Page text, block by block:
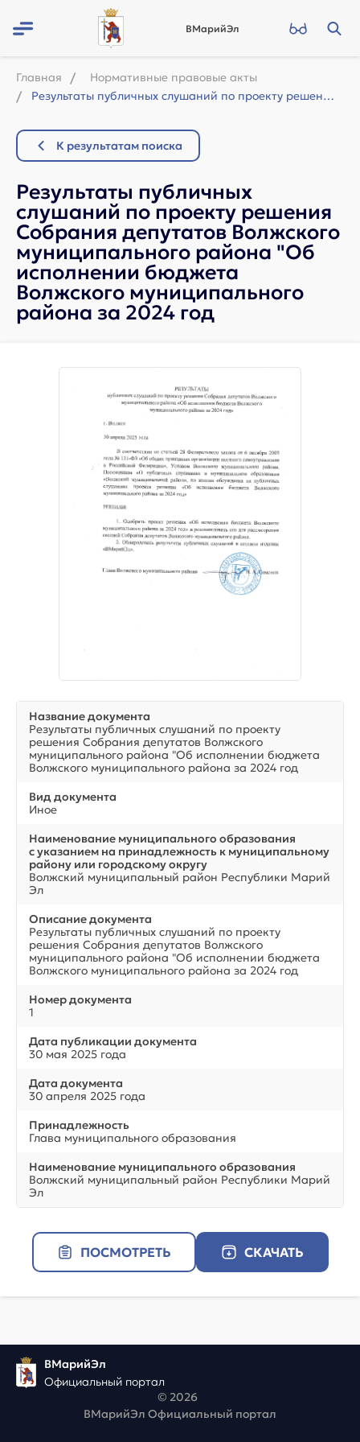
ВМарийЭл
Главная
Нормативные правовые акты
Результаты публичных слушаний по проекту решения Собрания депутатов Волжского му...
К результатам поиска
Результаты публичных
слушаний по проекту решения
Собрания депутатов Волжского
муниципального района "Об
исполнении бюджета
Волжского муниципального
района за 2024 год
Название документа
Результаты публичных слушаний по проекту
решения Собрания депутатов Волжского
муниципального района "Об исполнении бюджета
Волжского муниципального района за 2024 год
Вид документа
Иное
Наименование муниципального образования
с указанием на принадлежность к муниципальному
району или городскому округу
Волжский муниципальный район Республики Марий
Эл
Описание документа
Результаты публичных слушаний по проекту
решения Собрания депутатов Волжского
муниципального района "Об исполнении бюджета
Волжского муниципального района за 2024 год
Номер документа
1
Дата публикации документа
30 мая 2025 года
Дата документа
30 апреля 2025 года
Принадлежность
Глава муниципального образования
Наименование муниципального образования
Волжский муниципальный район Республики Марий
Эл
ПОСМОТРЕТЬ СКАЧАТЬ
ВМарийЭл
Официальный портал
© 2026
ВМарийЭл Официальный портал